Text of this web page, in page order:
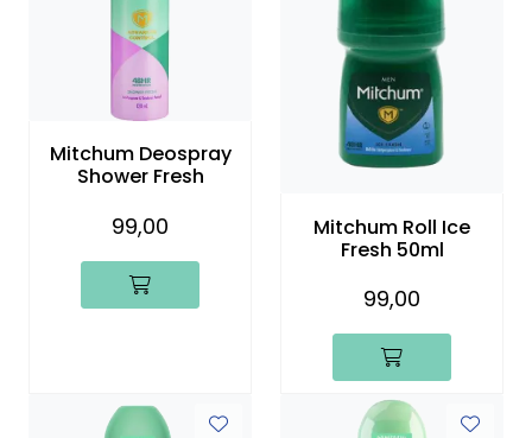
Mitchum Deospray
Shower Fresh
99,00
Mitchum Roll Ice
Fresh 50ml
99,00